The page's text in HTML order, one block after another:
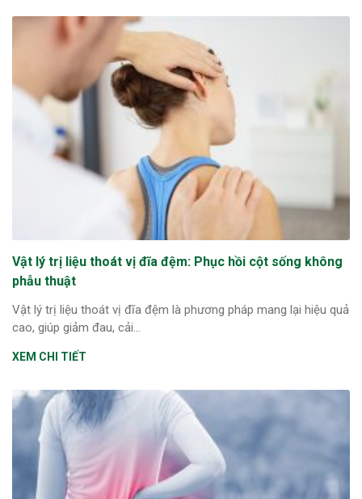
Vật lý trị liệu thoát vị đĩa đệm: Phục hồi cột sống không
phẫu thuật
Vật lý trị liệu thoát vị đĩa đệm là phương pháp mang lại hiệu quả
cao, giúp giảm đau, cải...
XEM CHI TIẾT